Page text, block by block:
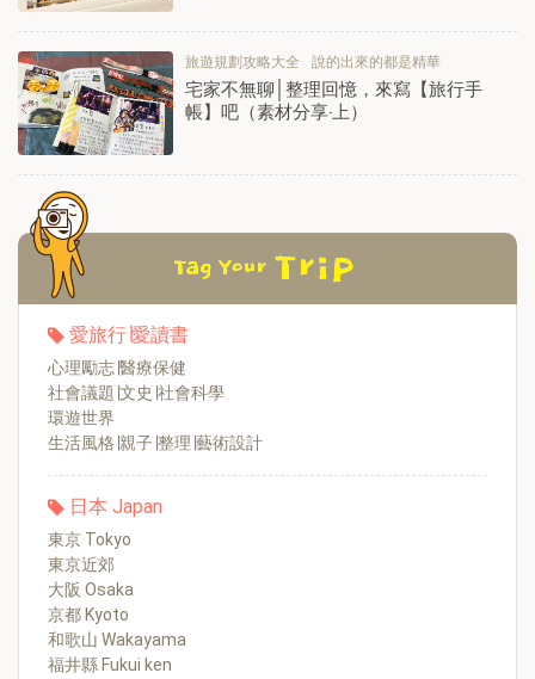
旅遊規劃攻略大全 說的出來的都是精華
宅家不無聊│整理回憶，來寫【旅行手
帳】吧（素材分享‧上）
愛旅行∣愛讀書
心理勵志∣醫療保健
社會議題∣文史∣社會科學
環遊世界
生活風格∣親子∣整理∣藝術設計
日本 Japan
東京 Tokyo
東京近郊
大阪 Osaka
京都 Kyoto
和歌山 Wakayama
福井縣 Fukui ken